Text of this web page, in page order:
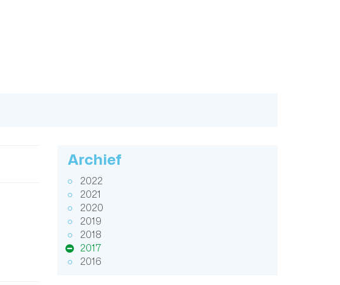
Archief
2022
2021
2020
2019
2018
2017
2016